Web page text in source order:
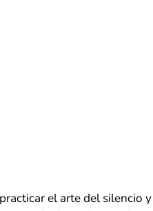
el arte del silencio